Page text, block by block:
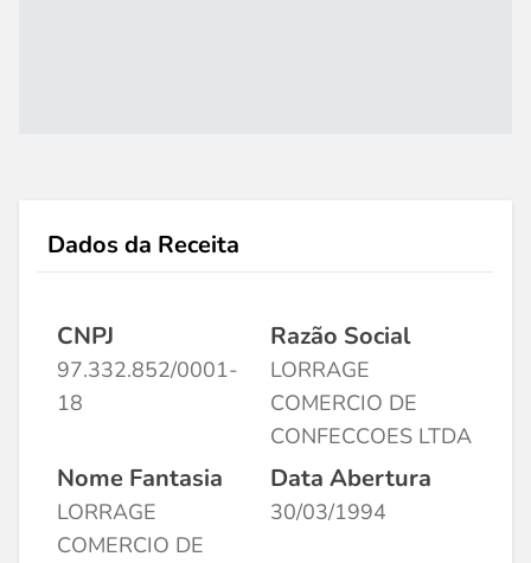
Dados da Receita
CNPJ
97.332.852/0001-
18
Razão Social
LORRAGE
COMERCIO DE
CONFECCOES LTDA
Nome Fantasia
LORRAGE
COMERCIO DE
Data Abertura
30/03/1994